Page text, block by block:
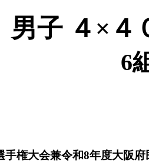
男子 ４×４
6
手権大会兼令和8年度大阪